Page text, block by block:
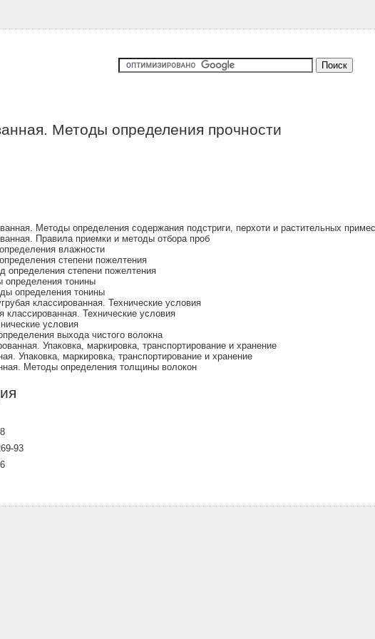
Методы определения прочности
Методы определения содержания подстриги, перхоти и растительных
Правила приемки и методы отбора проб
влажности
степени пожелтения
определения степени пожелтения
определения тонины
определения тонины
классированная. Технические условия
классированная. Технические условия
условия
выхода чистого волокна
Упаковка, маркировка, транспортирование и хранение
Упаковка, маркировка, транспортирование и хранение
Методы определения толщины волокон
93